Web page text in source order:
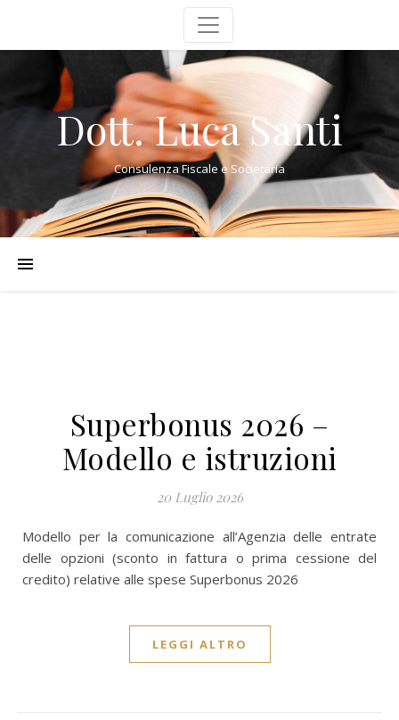
Dott. Luca Santi
Consulenza Fiscale e Societaria
Superbonus 2026 –
Modello e istruzioni
20 Luglio 2026
Modello per la comunicazione all’Agenzia delle entrate
delle opzioni (sconto in fattura o prima cessione del
credito) relative alle spese Superbonus 2026
LEGGI ALTRO